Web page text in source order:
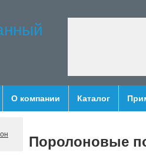
О компании Каталог
Поролоновые